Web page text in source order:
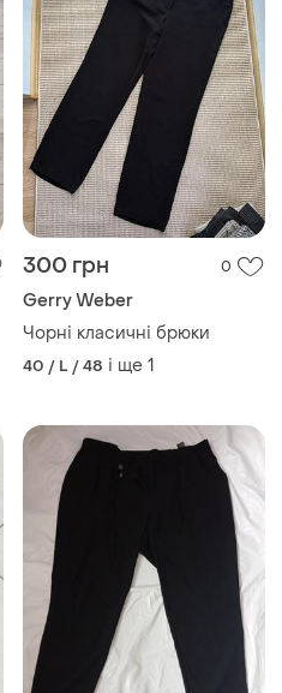
300 грн 0
Gerry Weber
Чорні класичні брюки
40 / L / 48 і ще 1
71 грн
75 грн